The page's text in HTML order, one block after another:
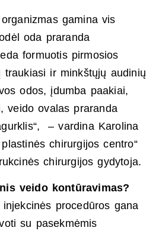
gamina vis
oda praranda
formuotis pirmosios
traukiasi ir minkštųjų audinių
odos, įdumba paakiai,
veido ovalas praranda
– vardina Karolina
chirurgijos centro“
chirurgijos gydytoja.
veido kontūravimas?
procedūros gana
su pasekmėmis